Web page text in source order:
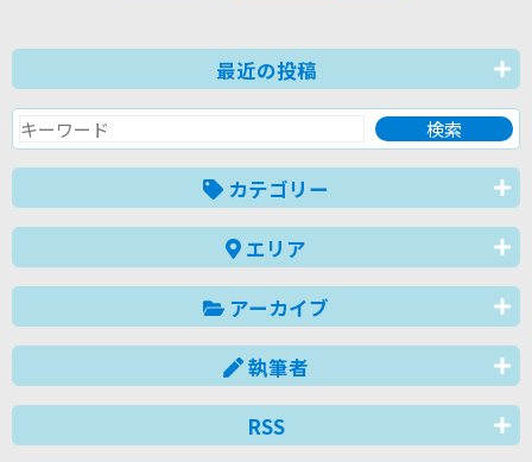
最近の投稿
カテゴリー
エリア
アーカイブ
執筆者
RSS